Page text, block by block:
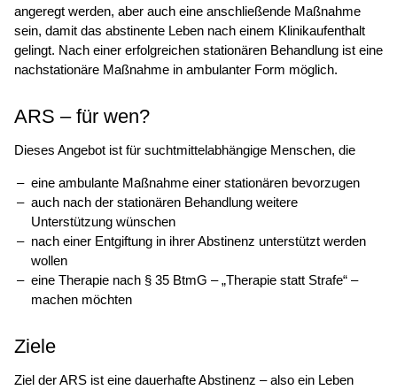
angeregt werden, aber auch eine anschließende Maßnahme
sein, damit das abstinente Leben nach einem Klinikaufenthalt
gelingt. Nach einer erfolgreichen stationären Behandlung ist eine
nachstationäre Maßnahme in ambulanter Form möglich.
ARS – für wen?
Dieses Angebot ist für suchtmittelabhängige Menschen, die
eine ambulante Maßnahme einer stationären bevorzugen
auch nach der stationären Behandlung weitere
Unterstützung wünschen
nach einer Entgiftung in ihrer Abstinenz unterstützt werden
wollen
eine Therapie nach § 35 BtmG – „Therapie statt Strafe“ –
machen möchten
Ziele
Ziel der ARS ist eine dauerhafte Abstinenz – also ein Leben